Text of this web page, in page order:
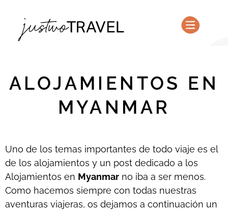
ALOJAMIENTOS EN
MYANMAR
Uno de los temas importantes de todo viaje es el
de los alojamientos y un post dedicado a los
Alojamientos en Myanmar no iba a ser menos.
Como hacemos siempre con todas nuestras
aventuras viajeras, os dejamos a continuación un